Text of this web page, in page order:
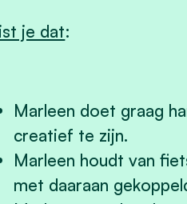
je dat:
Marleen doet graag
creatief te zijn.
Marleen houdt van
met daaraan